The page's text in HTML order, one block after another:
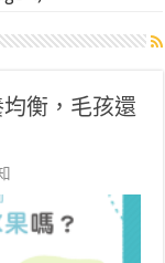
均衡，毛孩還